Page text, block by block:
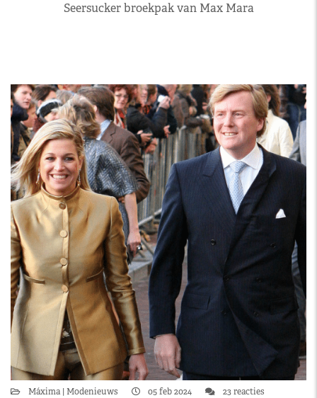
Seersucker broekpak van Max Mara
Máxima Modenieuws 05 feb 2024 23 reacties